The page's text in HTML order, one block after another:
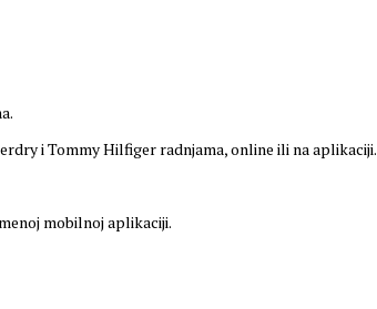
i Tommy Hilfiger radnjama, online ili na aplikaciji.
mobilnoj aplikaciji.